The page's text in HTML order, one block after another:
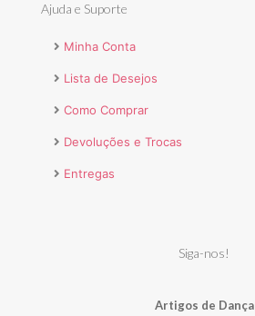
Ajuda e Suporte
Minha Conta
Lista de Desejos
Como Comprar
Devoluções e Trocas
Entregas
Siga-nos!
Artigos de Dança